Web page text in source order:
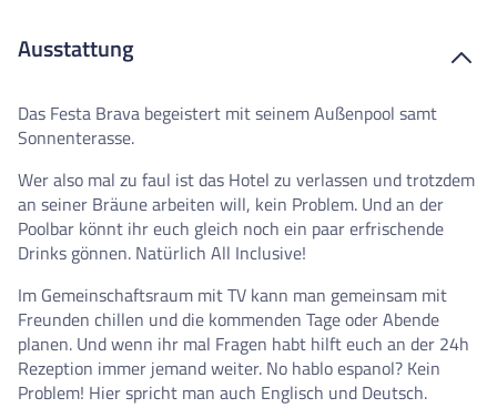
Ausstattung
Das Festa Brava begeistert mit seinem Außenpool samt
Sonnenterasse.
Wer also mal zu faul ist das Hotel zu verlassen und trotzdem
an seiner Bräune arbeiten will, kein Problem. Und an der
Poolbar könnt ihr euch gleich noch ein paar erfrischende
Drinks gönnen. Natürlich All Inclusive!
Im Gemeinschaftsraum mit TV kann man gemeinsam mit
Freunden chillen und die kommenden Tage oder Abende
planen. Und wenn ihr mal Fragen habt hilft euch an der 24h
Rezeption immer jemand weiter. No hablo espanol? Kein
Problem! Hier spricht man auch Englisch und Deutsch.